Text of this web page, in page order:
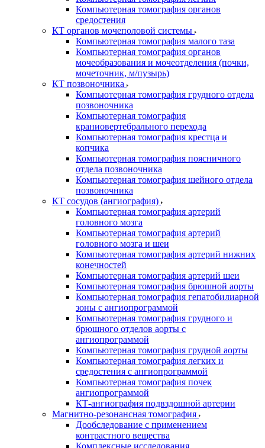
Компьютерная томография органов
средостения
КТ органов мочеполовой системы
Компьютерная томография малого таза
Компьютерная томография органов
мочеобразования и мочеотделения (почки,
мочеточник, м/пузырь)
КТ позвоночника
Компьютерная томография грудного отдела
позвоночника
Компьютерная томография
краниовертебрального перехода
Компьютерная томография крестца и
копчика
Компьютерная томография поясничного
отдела позвоночника
Компьютерная томография шейного отдела
позвоночника
КТ сосудов (ангиография)
Компьютерная томография артерий
головного мозга
Компьютерная томография артерий
головного мозга и шеи
Компьютерная томография артерий нижних
конечностей
Компьютерная томография артерий шеи
Компьютерная томография брюшной аорты
Компьютерная томография гепатобилиарной
зоны с ангиопрограммой
Компьютерная томография грудного и
брюшного отделов аорты с
ангиопрограммой
Компьютерная томография грудной аорты
Компьютерная томография легких и
средостения с ангиопрограммой
Компьютерная томография почек
ангиопрограммой
КТ-ангиография подвздошной артерии
Магнитно-резонансная томография
Дообследование с применением
контрастного вещества
Комплексные исследования